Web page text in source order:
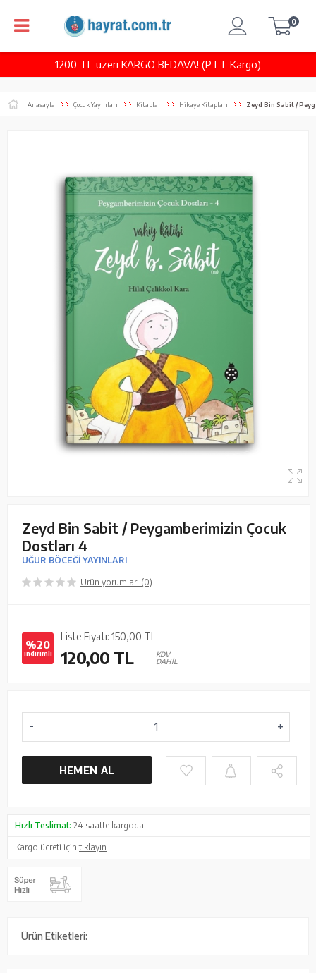
1200 TL üzeri KARGO BEDAVA! (PTT Kargo)
0
Anasayfa Çocuk Yayınları Kitaplar Hikaye Kitapları Zeyd Bin Sabit /
Zeyd Bin Sabit / Peygamberimizin Çocuk
Dostları 4
UĞUR BÖCEĞİ YAYINLARI
Ürün yorumları (0)
%20
indirimli
Liste Fiyatı: 150,00 TL
120,00 TL
KDV
DAHİL
HEMEN AL
Hızlı Teslimat: 24 saatte kargoda!
Kargo ücreti içintıklayın
Ürün Etiketleri: